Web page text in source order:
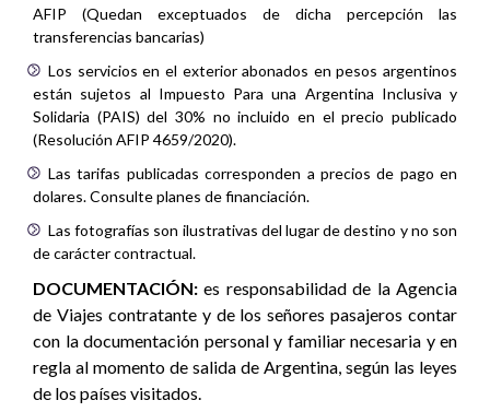
AFIP (Quedan exceptuados de dicha percepción las
transferencias bancarias)
Los servicios en el exterior abonados en pesos argentinos
están sujetos al Impuesto Para una Argentina Inclusiva y
Solidaria (PAIS) del 30% no incluido en el precio publicado
(Resolución AFIP 4659/2020).
Las tarifas publicadas corresponden a precios de pago en
dolares. Consulte planes de financiación.
Las fotografías son ilustrativas del lugar de destino y no son
de carácter contractual.
DOCUMENTACIÓN: es responsabilidad de la Agencia
de Viajes contratante y de los señores pasajeros contar
con la documentación personal y familiar necesaria y en
regla al momento de salida de Argentina, según las leyes
de los países visitados.